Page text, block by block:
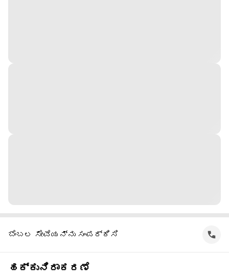
ಬೆಂಬಲ ಸೇವೆಯನ್ನು ಸಂಪರ್ಕಿಸಿ
ಹಕ್ಕುನಿರಾಕರಣೆ